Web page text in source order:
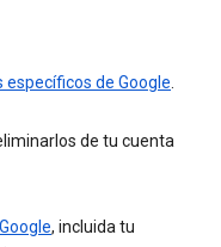
específicos de Google
de tu cuenta
, incluida tu